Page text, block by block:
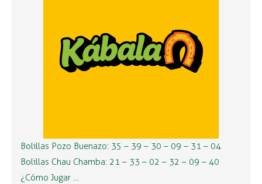
Bolillas Pozo Buenazo: 35 – 39 – 30 – 09 – 31 – 04
Bolillas Chau Chamba: 21 – 33 – 02 – 32 – 09 – 40
¿Cómo Jugar …